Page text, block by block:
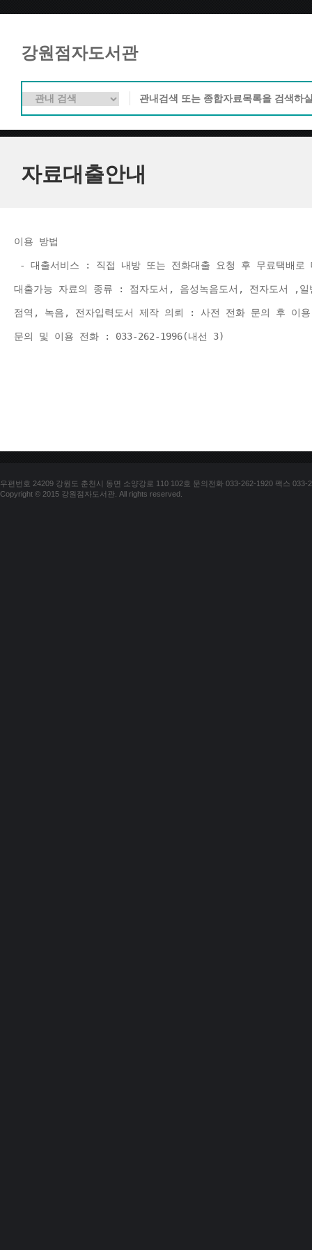
강원점자도서관
자료대출안내
이용 방법
- 대출서비스 : 직접 내방 또는 전화대출 요청 후 무료택배
대출가능 자료의 종류 : 점자도서, 음성녹음도서, 전자도서 ,
점역, 녹음, 전자입력도서 제작 의뢰 : 사전 전화 문의 후 이
문의 및 이용 전화 : 033-262-1996(내선 3)
우편번호 24209 강원도 춘천시 동면 소양강로 110 102호 문의전화 033-262-1920 팩스 033-
Copyright © 2015 강원점자도서관. All rights reserved.